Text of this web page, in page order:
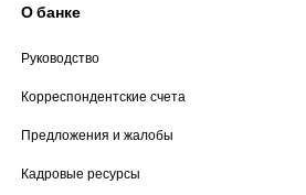
О банке
Руководство
Корреспондентские счета
Предложения и жалобы
Кадровые ресурсы